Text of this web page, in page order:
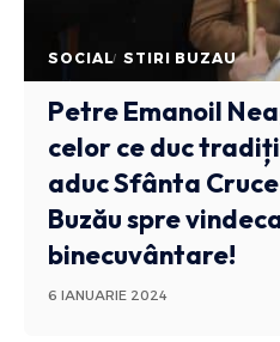
SOCIAL STIRI BUZAU
Petre Emanoil
celor ce duc
aduc Sfânta
Buzău spre
binecuvântare!
6 IANUARIE 2024